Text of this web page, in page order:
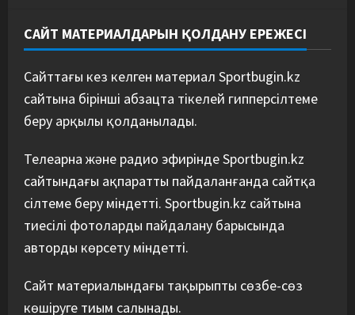
САЙТ МАТЕРИАЛДАРЫН ҚОЛДАНУ ЕРЕЖЕСІ
Сайттағы кез келген материал Sportbugin.kz
сайтына бірінші абзацта тікелей гипперсілтеме
беру арқылы қолданылады.
Телеарна және радио эфирінде Sportbugin.kz
сайтындағы ақпаратты пайдаланғанда сайтқа
сілтеме беру міндетті. Sportbugin.kz сайтына
тиесілі фотоларды пайдалану барысында
авторды көрсету міндетті.
Сайт материалындағы тақырыпты сөзбе-сөз
көшіруге тиым салынады.